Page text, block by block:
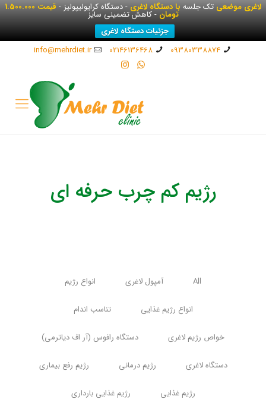
لاغری موضعیتک جلسهبا دستگاه لاغری- دستگاه کرایولیپولیز - قیمت 1.500.000
تومان- کاهش تضمینی سایز
جزئیات دستگاه لاغری
09380338874
02146136468
info@mehrdiet.ir
رژیم کم چرب حرفه ای
All آمپول لاغری انواع رژیم
انواع رژیم غذایی تناسب اندام
خواص رژیم لاغری دستگاه رافوس (آر اف دیاترمی)
دستگاه لاغری رژیم درمانی رژیم رفع بیماری
رژیم غذایی رژیم غذایی بارداری